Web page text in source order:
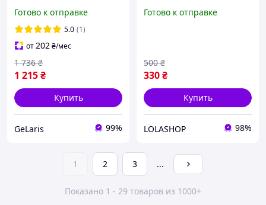
Доводчик на входную
дверь / Доводчик
дверной
Готово к отправке
5.0 (1)
от202₴/мес
1 215₴
1 736 ₴
Купить
GeLaris 99%
безрычажный для
Готово к отправке
330₴
500 ₴
Купить
LOLASHOP 98%
1 2 3 ...
Показано 1 - 29 товаров из 1000+